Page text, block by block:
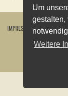
Um
gestalten,
Weitere
IMPRESSUM